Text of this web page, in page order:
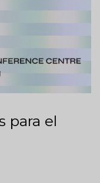
para el